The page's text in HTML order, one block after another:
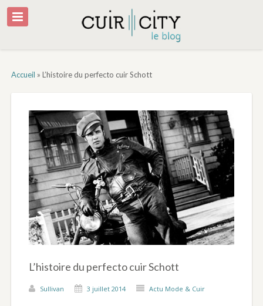
Accueil » L’histoire du perfecto cuir Schott
L’histoire du perfecto cuir Schott
Sullivan 3 juillet 2014 Actu Mode & Cuir